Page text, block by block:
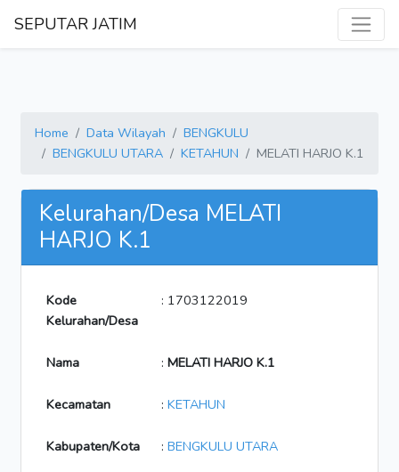
SEPUTAR JATIM
Home Data Wilayah
BENGKULU
BENGKULU UTARA
KETAHUN MELATI HARJO K.1
Kelurahan/Desa MELATI
HARJO K.1
Kode
Kelurahan/Desa
: 1703122019
Nama : MELATI HARJO K.1
Kecamatan : KETAHUN
Kabupaten/Kota : BENGKULU UTARA